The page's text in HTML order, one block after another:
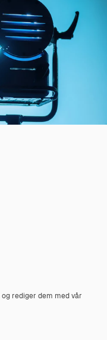
og rediger dem med vår